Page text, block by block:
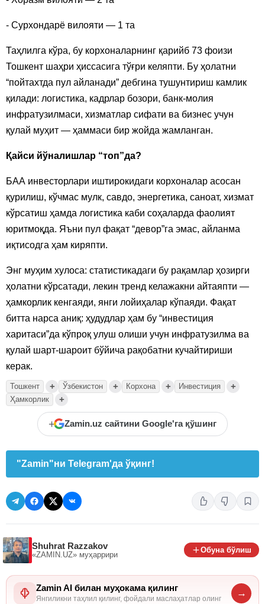
- Сурхондарё вилояти — 1 та
Таҳлилга кўра, бу корхоналарнинг қарийб 73 фоизи
Тошкент шаҳри ҳиссасига тўғри келяпти. Бу ҳолатни
“пойтахтда пул айланади” дебгина тушунтириш камлик
қилади: логистика, кадрлар бозори, банк-молия
инфратузилмаси, хизматлар сифати ва бизнес учун
қулай муҳит — ҳаммаси бир жойда жамланган.
Қайси йўналишлар “топ”да?
БАА инвесторлари иштирокидаги корхоналар асосан
қурилиш, кўчмас мулк, савдо, энергетика, саноат, хизмат
кўрсатиш ҳамда логистика каби соҳаларда фаолият
юритмоқда. Яъни пул фақат “девор”га эмас, айланма
иқтисодга ҳам киряпти.
Энг муҳим хулоса: статистикадаги бу рақамлар ҳозирги
ҳолатни кўрсатади, лекин тренд келажакни айтаяпти —
ҳамкорлик кенгаяди, янги лойиҳалар кўпаяди. Фақат
битта нарса аниқ: ҳудудлар ҳам бу “инвестиция
харитаси”да кўпроқ улуш олиши учун инфратузилма ва
қулай шарт-шароит бўйича рақобатни кучайтириши
керак.
Тошкент + Ўзбекистон + Корхона + Инвестиция +
Ҳамкорлик +
+ Zamin.uz сайтини Google'га қўшинг
"Zamin"ни Telegram'да ўқинг!
Shuhrat Razzakov
«ZAMIN.UZ» муҳаррири
Обуна бўлиш
Zamin AI билан муҳокама қилинг
Янгиликни таҳлил қилинг, фойдали маслаҳатлар олинг
→